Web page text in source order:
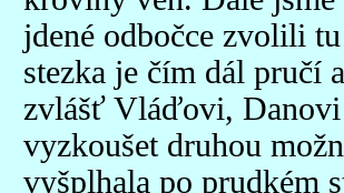
jdené odbočce zvolili
stezka je čím dál pručí
zvlášť Vláďovi,
vyzkoušet druhou
vyšplhala po prudkém